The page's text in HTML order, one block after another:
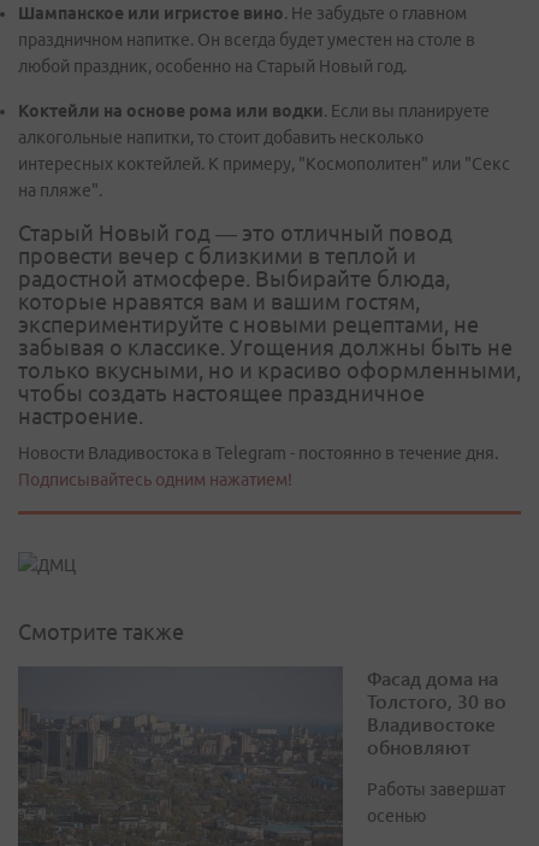
Шампанское или игристое вино. Не забудьте о главном
праздничном напитке. Он всегда будет уместен на столе в
любой праздник, особенно на Старый Новый год.
Коктейли на основе рома или водки. Если вы планируете
алкогольные напитки, то стоит добавить несколько
интересных коктейлей. К примеру, "Космополитен" или "Секс
на пляже".
Старый Новый год — это отличный повод
провести вечер с близкими в теплой и
радостной атмосфере. Выбирайте блюда,
которые нравятся вам и вашим гостям,
экспериментируйте с новыми рецептами, не
забывая о классике. Угощения должны быть не
только вкусными, но и красиво оформленными,
чтобы создать настоящее праздничное
настроение.
Новости Владивостока в Telegram - постоянно в течение дня.
Подписывайтесь одним нажатием!
Смотрите также
Фасад дома на
Толстого, 30 во
Владивостоке
обновляют
Работы завершат
осенью